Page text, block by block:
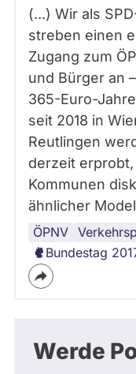
(...) Wir als
streben einen
Zugang zum
und Bürger an
365-Euro-
seit 2018 in
Reutlingen
derzeit
Kommunen
ähnlicher
ÖPNV
Bundestag
Werde